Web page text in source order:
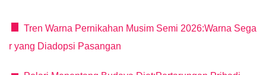
Tren Warna Pernikahan Musim Semi 2026:Warna Sega
r yang Diadopsi Pasangan